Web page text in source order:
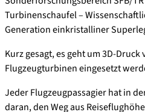
Turbinenschaufel –
Generation einkristalliner
Kurz gesagt, es geht um
Flugzeugturbinen eingesetzt
Jeder Flugzeugpassagier hat in
daran, den Weg aus